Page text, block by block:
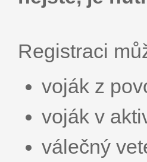
Registraci
voják z
voják v
válečný